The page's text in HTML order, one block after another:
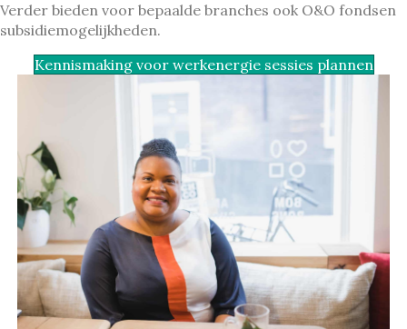
Verder bieden voor bepaalde branches ook O&O fondsen
subsidiemogelijkheden.
Kennismaking voor werkenergie sessies plannen